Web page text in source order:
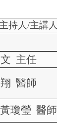
主持人/主講人
主任
醫師
黃瓊瑩 醫師